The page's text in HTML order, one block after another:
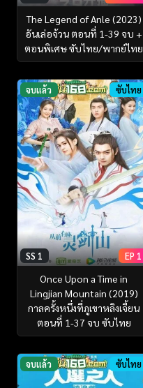
The Legend of Anle (2023)
อันเล่อจ้วน ตอนที่ 1-39 จบ +
ตอนพิเศษ ซับไทย/พากย์ไทย
จบแล้ว ซับไทย
SS 1 EP 1
Once Upon a Time in
Lingjian Mountain (2019)
กาลครั้งหนึ่งที่ภูเขาหลิงเจี้ยน
ตอนที่ 1-37 จบ ซับไทย
จบแล้ว ซับไทย